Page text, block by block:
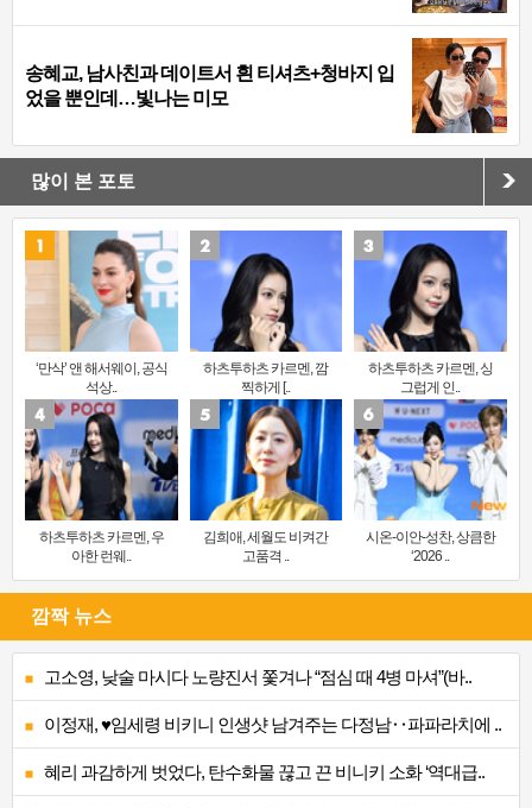
송혜교, 남사친과 데이트서 흰 티셔츠+청바지 입
었을 뿐인데…빛나는 미모
많이 본 포토
‘만삭’ 앤 해서웨이, 공식
석상..
하츠투하츠 카르멘, 깜
찍하게 [..
하츠투하츠 카르멘, 싱
그럽게 인..
하츠투하츠 카르멘, 우
아한 런웨..
김희애, 세월도 비켜간
고품격 ..
시온-이안-성찬, 상큼한
‘2026 ..
깜짝 뉴스
고소영, 낮술 마시다 노량진서 쫓겨나 “점심 때 4병 마셔”(바..
이정재, ♥임세령 비키니 인생샷 남겨주는 다정남‥파파라치에 ..
혜리 과감하게 벗었다, 탄수화물 끊고 끈 비니키 소화 ‘역대급..